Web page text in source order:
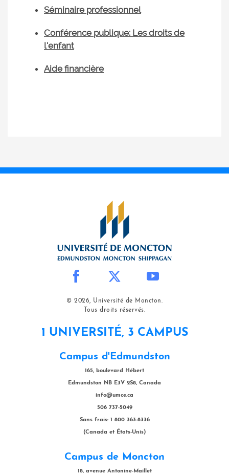
Séminaire professionnel
Conférence publique: Les droits de
l'enfant
Aide financière
© 2026, Université de Moncton.
Tous droits réservés.
1 UNIVERSITÉ, 3 CAMPUS
Campus d'Edmundston
165, boulevard Hébert
Edmundston NB E3V 2S8, Canada
info@umce.ca
506 737-5049
Sans frais: 1 800 363-8336
(Canada et États-Unis)
Campus de Moncton
18, avenue Antonine-Maillet